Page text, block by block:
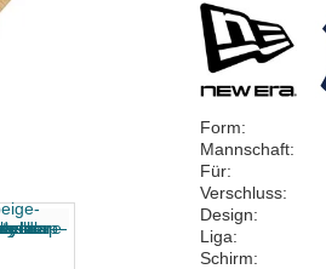
Form:
Mannschaft:
Für:
Verschluss:
Design:
Liga:
Schirm: